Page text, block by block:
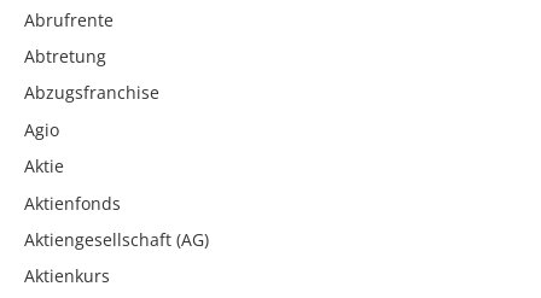
Abrufrente
Abtretung
Abzugsfranchise
Agio
Aktie
Aktienfonds
Aktiengesellschaft (AG)
Aktienkurs